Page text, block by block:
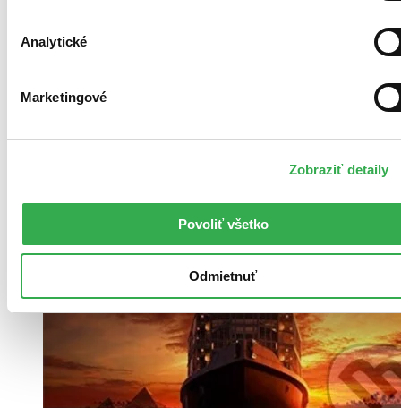
Analytické
Marketingové
Zobraziť detaily
Povoliť všetko
Odmietnuť
Vložiť do košíka